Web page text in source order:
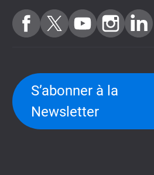
S’abonner à la
Newsletter